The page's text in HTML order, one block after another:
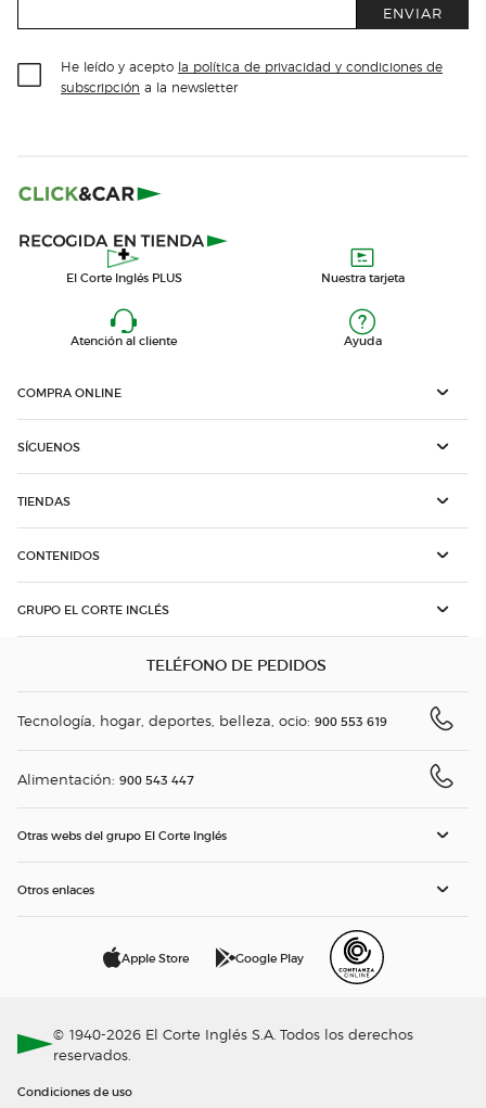
ENVIAR
He leído y acepto la política de privacidad y condiciones de
subscripción a la newsletter
El Corte Inglés PLUS Nuestra tarjeta
Atención al cliente Ayuda
COMPRA ONLINE
SÍGUENOS
TIENDAS
CONTENIDOS
GRUPO EL CORTE INGLÉS
TELÉFONO DE PEDIDOS
Tecnología, hogar, deportes, belleza, ocio: 900 553 619
Alimentación: 900 543 447
Otras webs del grupo El Corte Inglés
Otros enlaces
Apple Store Google Play
© 1940-2026 El Corte Inglés S.A. Todos los derechos
reservados.
Condiciones de uso